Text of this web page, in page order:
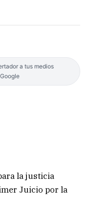
a tus medios
la justicia
Juicio por la